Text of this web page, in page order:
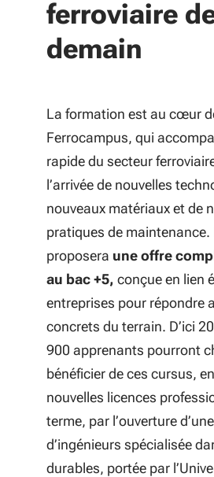
ferroviaire
demain
La formation est au cœur
Ferrocampus, qui
rapide du secteur
l’arrivée de nouvelles
nouveaux matériaux et de
pratiques de maintenance.
proposera une offre
au bac +5, conçue en lien
entreprises pour répondre
concrets du terrain. D’ici
900 apprenants pourront
bénéficier de ces cursus,
nouvelles licences
terme, par l’ouverture
d’ingénieurs spécialisée
durables, portée par